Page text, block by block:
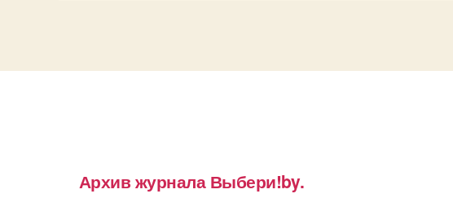
Архив журнала Выбери!by.